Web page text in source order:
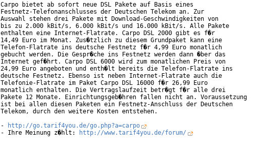
Carpo bietet ab sofort neue DSL Pakete auf Basis eines
Festnetz-Telefonanschlusses der Deutschen Telekom an. Zur
Auswahl stehen drei Pakete mit Download-Geschwindigkeiten von
bis zu 2.000 kBit/s, 6.000 kBit/s und 16.000 kBit/s. Alle Pakete
enthalten eine Internet-Flatrate. Carpo DSL 2000 gibt es f�r
14,49 Euro im Monat. Zus�tzlich zu diesem Grundpaket kann eine
Telefon-Flatrate ins deutsche Festnetz f�r 4,99 Euro monatlich
gebucht werden. Die Gespr�che ins Festnetz werden dann �ber das
Internet gef�hrt. Carpo DSL 6000 wird zum monatlichen Preis von
24,99 Euro angeboten und enth�lt bereits die Telefon-Flatrate ins
deutsche Festnetz. Ebenso ist neben Internet-Flatrate auch die
Telefonie-Flatrate im Paket Carpo DSL 16000 f�r 26,99 Euro
monatlich enthalten. Die Vertragslaufzeit betr�gt f�r alle drei
Pakete 12 Monate. Einrichtungsgeb�hren fallen nicht an. Voraussetzung
ist bei allen diesen Paketen ein Festnetz-Anschluss der Deutschen
Telekom, durch den weitere Kosten entstehen.
-
http://go.tarif4you.de/go.php?a=carpo
- Ihre Meinung z�hlt:
http://www.tarif4you.de/forum/